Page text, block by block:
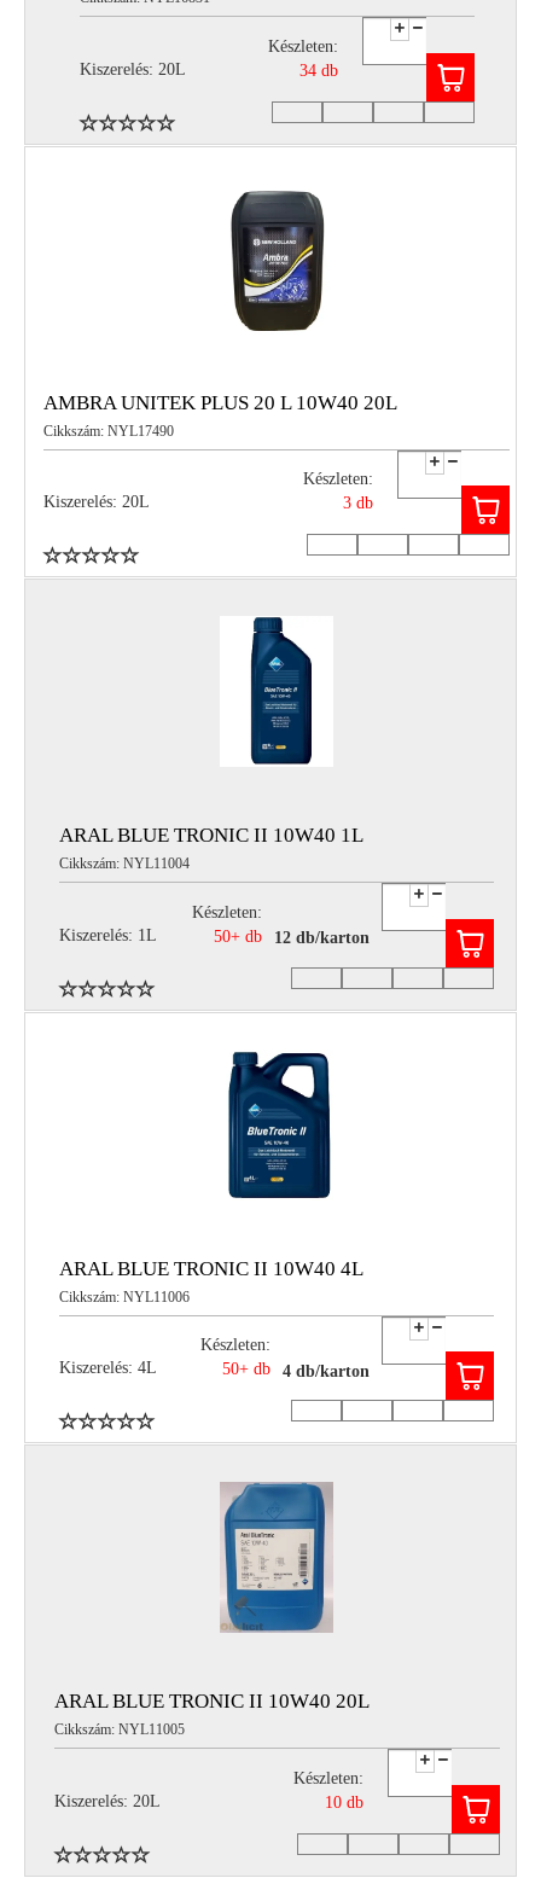
Kiszerelés: 20L
Készleten:
34 db
AMBRA UNITEK PLUS 20 L 10W40 20L
Cikkszám: NYL17490
Kiszerelés: 20L
Készleten:
3 db
ARAL BLUE TRONIC II 10W40 1L
Cikkszám: NYL11004
Kiszerelés: 1L
Készleten:
50+ db
12 db/karton
ARAL BLUE TRONIC II 10W40 4L
Cikkszám: NYL11006
Kiszerelés: 4L
Készleten:
50+ db
4 db/karton
ARAL BLUE TRONIC II 10W40 20L
Cikkszám: NYL11005
Kiszerelés: 20L
Készleten:
10 db